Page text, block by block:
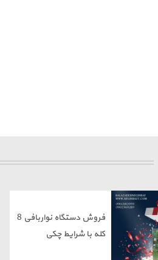
فروش دستگاه نواربافی 8
کله با شرایط چکی